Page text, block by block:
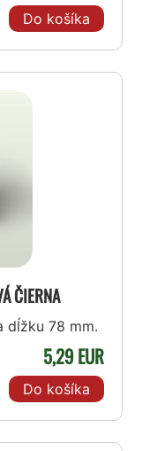
Do košíka
ČIERNA
dĺžku 78 mm.
5,29 EUR
Do košíka